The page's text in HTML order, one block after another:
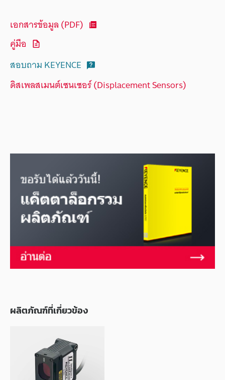
เอกสารข้อมูล (PDF)
คู่มือ
สอบถาม KEYENCE
ดิสเพลสเมนต์เซนเซอร์ (Displacement Sensors)
ผลิตภัณฑ์ที่เกี่ยวข้อง